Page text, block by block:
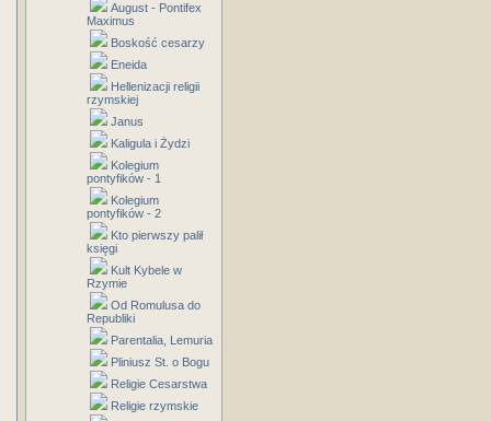
August - Pontifex
Maximus
Boskość cesarzy
Eneida
Hellenizacji religii
rzymskiej
Janus
Kaligula i Żydzi
Kolegium
pontyfików - 1
Kolegium
pontyfików - 2
Kto pierwszy palił
księgi
Kult Kybele w
Rzymie
Od Romulusa do
Republiki
Parentalia, Lemuria
Pliniusz St. o Bogu
Religie Cesarstwa
Religie rzymskie